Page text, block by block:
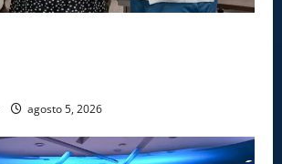
agosto 5, 2026